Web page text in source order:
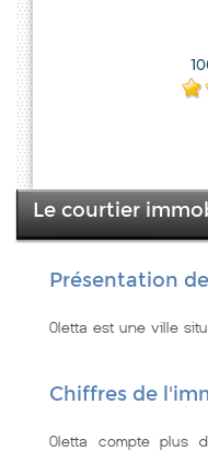
Le courtier
Présentation
Oletta est une ville
Chiffres de
Oletta compte plus